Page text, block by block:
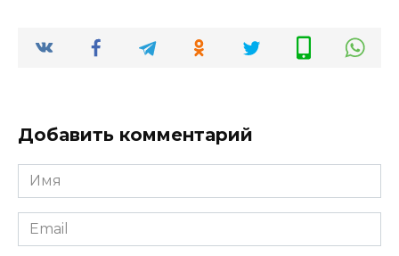
Добавить комментарий
Имя
Email